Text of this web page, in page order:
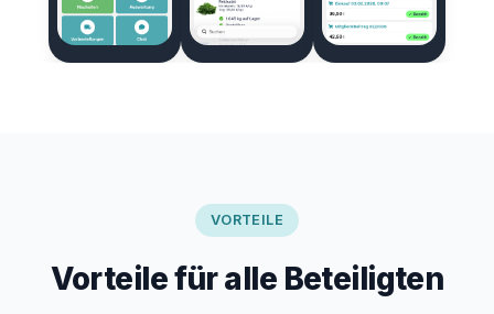
VORTEILE
Vorteile für alle Beteiligten